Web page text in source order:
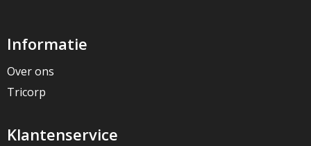
Informatie
Over ons
Tricorp
Klantenservice